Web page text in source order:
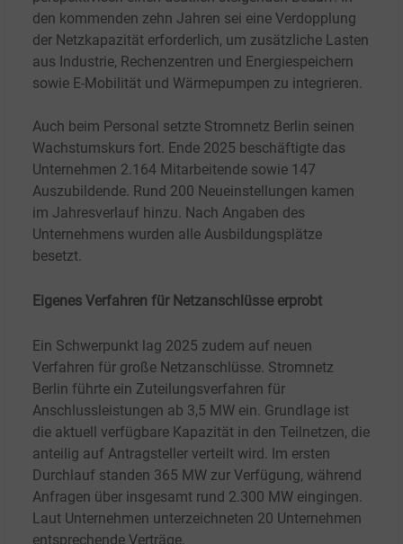
den kommenden zehn Jahren sei eine Verdopplung
der Netzkapazität erforderlich, um zusätzliche Lasten
aus Industrie, Rechenzentren und Energiespeichern
sowie E-Mobilität und Wärmepumpen zu integrieren.
Auch beim Personal setzte Stromnetz Berlin seinen
Wachstumskurs fort. Ende 2025 beschäftigte das
Unternehmen 2.164 Mitarbeitende sowie 147
Auszubildende. Rund 200 Neueinstellungen kamen
im Jahresverlauf hinzu. Nach Angaben des
Unternehmens wurden alle Ausbildungsplätze
besetzt.
Eigenes Verfahren für Netzanschlüsse erprobt
Ein Schwerpunkt lag 2025 zudem auf neuen
Verfahren für große Netzanschlüsse. Stromnetz
Berlin führte ein Zuteilungsverfahren für
Anschlussleistungen ab 3,5 MW ein. Grundlage ist
die aktuell verfügbare Kapazität in den Teilnetzen, die
anteilig auf Antragsteller verteilt wird. Im ersten
Durchlauf standen 365 MW zur Verfügung, während
Anfragen über insgesamt rund 2.300 MW eingingen.
Laut Unternehmen unterzeichneten 20 Unternehmen
entsprechende Verträge.